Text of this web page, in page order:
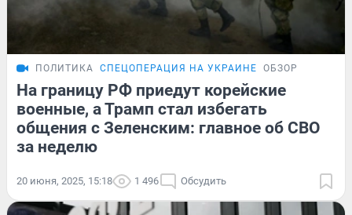
ПОЛИТИКА СПЕЦОПЕРАЦИЯ НА УКРАИНЕ ОБЗОР
На границу РФ приедут корейские
военные, а Трамп стал избегать
общения с Зеленским: главное об СВО
за неделю
20 июня, 2025, 15:18 1 496 Обсудить